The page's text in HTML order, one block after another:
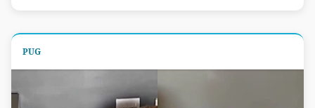
PUG